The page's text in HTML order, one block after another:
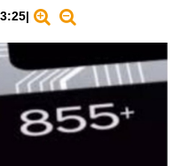
|